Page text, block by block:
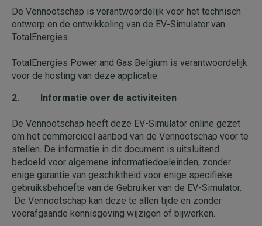
De Vennootschap is verantwoordelijk voor het technisch
ontwerp en de ontwikkeling van de EV-Simulator van
TotalEnergies.
TotalEnergies Power and Gas Belgium is verantwoordelijk
voor de hosting van deze applicatie.
2. Informatie over de activiteiten
De Vennootschap heeft deze EV-Simulator online gezet
om het commercieel aanbod van de Vennootschap voor te
stellen. De informatie in dit document is uitsluitend
bedoeld voor algemene informatiedoeleinden, zonder
enige garantie van geschiktheid voor enige specifieke
gebruiksbehoefte van de Gebruiker van de EV-Simulator.
De Vennootschap kan deze te allen tijde en zonder
voorafgaande kennisgeving wijzigen of bijwerken.